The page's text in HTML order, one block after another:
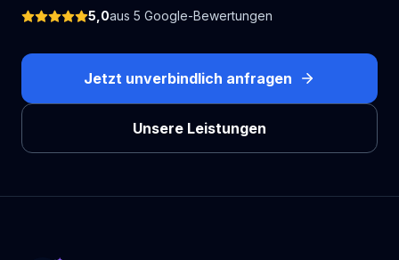
5,0aus 5 Google-Bewertungen
Jetzt unverbindlich anfragen
Unsere Leistungen